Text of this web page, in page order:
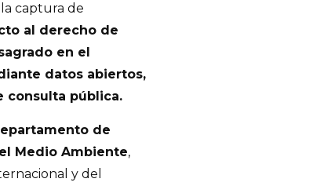
captura de
al derecho de
en el
datos abiertos,
consulta pública.
de
Medio Ambiente,
y del